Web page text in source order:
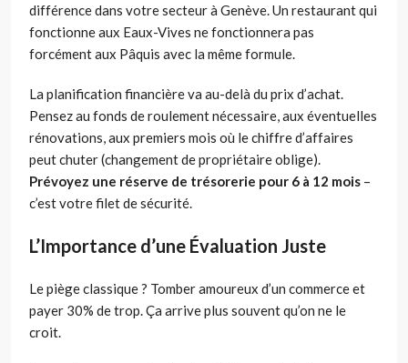
différence dans votre secteur à Genève. Un restaurant qui
fonctionne aux Eaux-Vives ne fonctionnera pas
forcément aux Pâquis avec la même formule.
La planification financière va au-delà du prix d’achat.
Pensez au fonds de roulement nécessaire, aux éventuelles
rénovations, aux premiers mois où le chiffre d’affaires
peut chuter (changement de propriétaire oblige).
Prévoyez une réserve de trésorerie pour 6 à 12 mois –
c’est votre filet de sécurité.
L’Importance d’une Évaluation Juste
Le piège classique ? Tomber amoureux d’un commerce et
payer 30% de trop. Ça arrive plus souvent qu’on ne le
croit.